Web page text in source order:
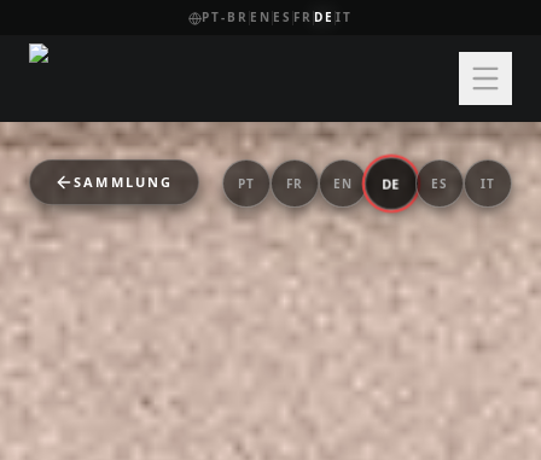
PT-BR EN ES FR DE IT
SAMMLUNG PT FR EN DE ES IT